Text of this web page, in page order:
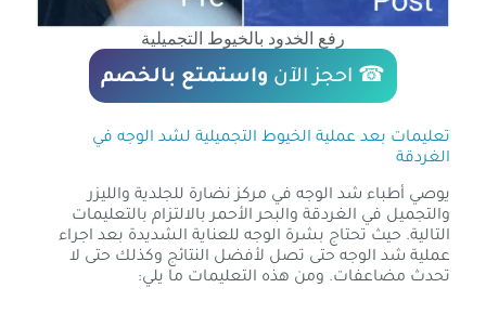
رفع الخدود بالخيوط التجميلية
☎ احجز الآن واستمتع بالخصم
تعليمات بعد عملية الخيوط التجميلية لشد الوجه في
الغردقة
يوصي أطباء شد الوجه في مركز نضارة للجلدية والليزر
والتجميل في الغردقة والبحر الأحمر بالالتزام بالتعليمات
التالية. حيث تحتاج بشرة الوجه للعناية الشديدة بعد اجراء
عملية شد الوجه حتى تصل لأفضل النتائج وكذلك حتى لا
تحدث مضاعفات. ومن هذه التعليمات ما يلي: